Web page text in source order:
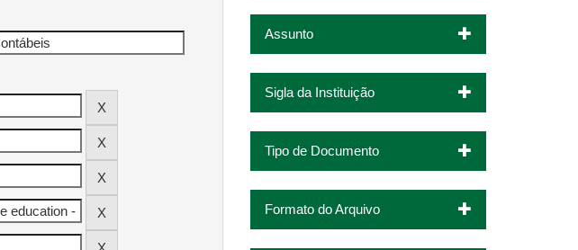
Assunto
Sigla da Instituição
Tipo de Documento
Formato do Arquivo